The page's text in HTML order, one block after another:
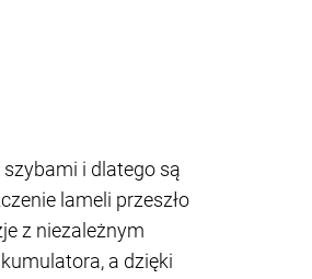
i dlatego są
lameli przeszło
z niezależnym
a dzięki